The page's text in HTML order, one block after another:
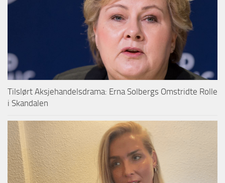
Tilslørt Aksjehandelsdrama: Erna Solbergs Omstridte Rolle
i Skandalen